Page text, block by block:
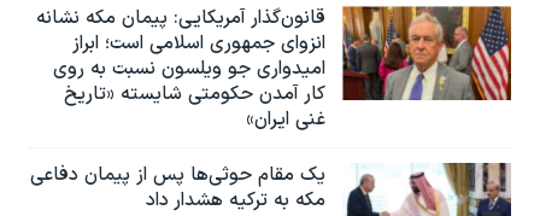
قانون‌گذار آمریکایی: پیمان مکه نشانه
انزوای جمهوری اسلامی است؛ ابراز
امیدواری جو ویلسون نسبت به روی
کار آمدن حکومتی شایسته «تاریخ
غنی ایران»
یک مقام حوثی‌ها پس از پیمان دفاعی
مکه به ترکیه هشدار داد